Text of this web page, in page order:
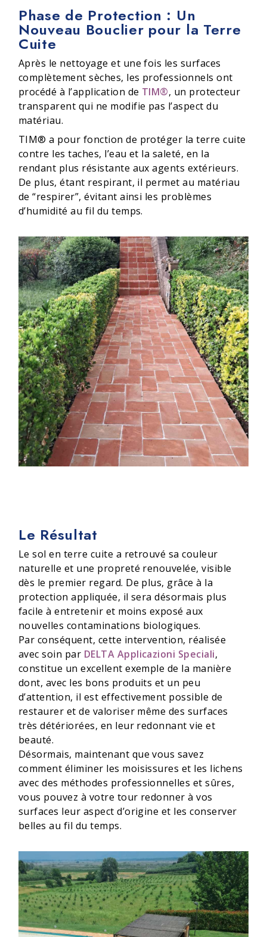
Phase de Protection : Un
Nouveau Bouclier pour la Terre
Cuite
Après le nettoyage et une fois les surfaces
complètement sèches, les professionnels ont
procédé à l’application de TIM®, un protecteur
transparent qui ne modifie pas l’aspect du
matériau.
TIM® a pour fonction de protéger la terre cuite
contre les taches, l’eau et la saleté, en la
rendant plus résistante aux agents extérieurs.
De plus, étant respirant, il permet au matériau
de “respirer”, évitant ainsi les problèmes
d’humidité au fil du temps.
Le Résultat
Le sol en terre cuite a retrouvé sa couleur
naturelle et une propreté renouvelée, visible
dès le premier regard. De plus, grâce à la
protection appliquée, il sera désormais plus
facile à entretenir et moins exposé aux
nouvelles contaminations biologiques.
Par conséquent, cette intervention, réalisée
avec soin par DELTA Applicazioni Speciali,
constitue un excellent exemple de la manière
dont, avec les bons produits et un peu
d’attention, il est effectivement possible de
restaurer et de valoriser même des surfaces
très détériorées, en leur redonnant vie et
beauté.
Désormais, maintenant que vous savez
comment éliminer les moisissures et les lichens
avec des méthodes professionnelles et sûres,
vous pouvez à votre tour redonner à vos
surfaces leur aspect d’origine et les conserver
belles au fil du temps.